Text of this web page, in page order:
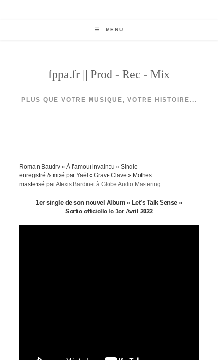
MENU
fppa.fr || Prod - Rec - Mix
PLUS QUE VOTRE MUSIQUE, VOTRE HISTOIRE...
Romain Baudry « À l’amour invaincu » Single
enregistré & mixé par Yaël « Grave Clave » Mothes
masterisé parAlexis Bardinet à Globe Audio Mastering
1er single de son nouvel Album « Let’s Talk Sense »
Sortie officielle le 1er Avril 2022